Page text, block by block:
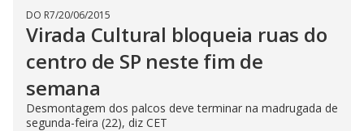
DO R7/20/06/2015
Virada Cultural bloqueia ruas do
centro de SP neste fim de
semana
Desmontagem dos palcos deve terminar na madrugada de
segunda-feira (22), diz CET